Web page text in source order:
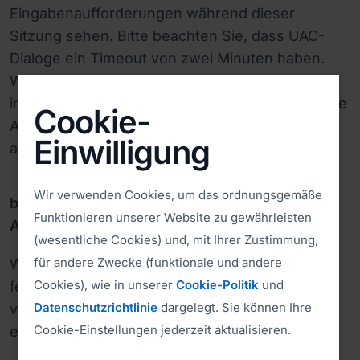
Eingabenaufforderungen während dieser
Sitzung sehen. Bitte beachten Sie, dass UAC-
Dialoge ein Timeout von zwei Minuten haben.
Wenn der Remote-Benutzer die UAC nicht
innerhalb von zwei Minuten bestätigt, schlägt die
Anfrage fehl und der Admin-Modus wird nicht
aktiviert.
b.) Das ferne Benutzerkonto HAT
Administratorrechte
Wenn das aktuelle Benutzerkonto auf dem
fernen Computer über Administratorrechte
verfügt, sollte der Client eine Aufforderung
erhalten, ISL Light Admin-Rechte zu gewähren.
Cookie-
Einwilligung
Wir verwenden Cookies, um das ordnungsgemäße
Funktionieren unserer Website zu gewährleisten
(wesentliche Cookies) und, mit Ihrer Zustimmung,
für andere Zwecke (funktionale und andere
Cookies), wie in unserer Cookie-Politik und
Datenschutzrichtlinie dargelegt. Sie können Ihre
Cookie-Einstellungen jederzeit aktualisieren.